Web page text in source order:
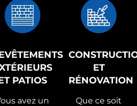
PATIOS
avez un
ET
RÉNOVATION
Que ce soit